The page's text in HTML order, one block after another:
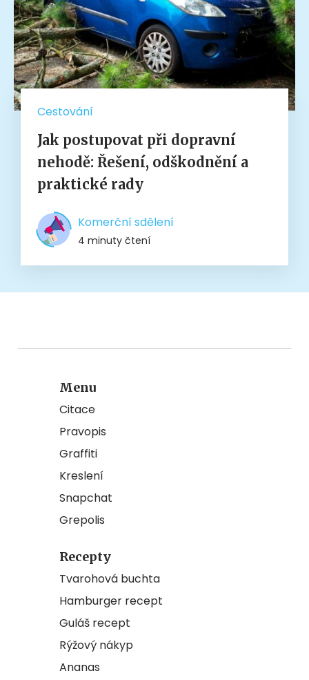
Cestování
Jak postupovat při dopravní
nehodě: Řešení, odškodnění a
praktické rady
Komerční sdělení
4 minuty čtení
Menu
Citace
Pravopis
Graffiti
Kreslení
Snapchat
Grepolis
Recepty
Tvarohová buchta
Hamburger recept
Guláš recept
Rýžový nákyp
Ananas